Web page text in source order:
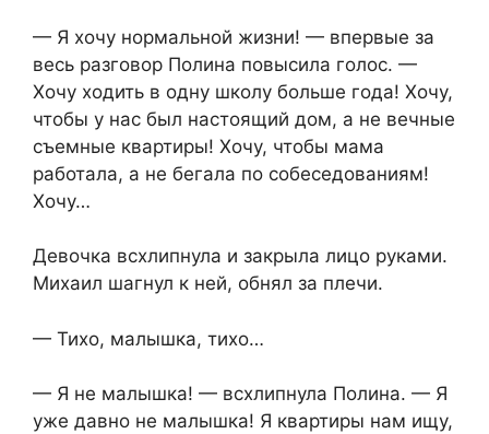
— Я хочу нормальной жизни! — впервые за
весь разговор Полина повысила голос. —
Хочу ходить в одну школу больше года! Хочу,
чтобы у нас был настоящий дом, а не вечные
съемные квартиры! Хочу, чтобы мама
работала, а не бегала по собеседованиям!
Хочу…
Девочка всхлипнула и закрыла лицо руками.
Михаил шагнул к ней, обнял за плечи.
— Тихо, малышка, тихо…
— Я не малышка! — всхлипнула Полина. — Я
уже давно не малышка! Я квартиры нам ищу,